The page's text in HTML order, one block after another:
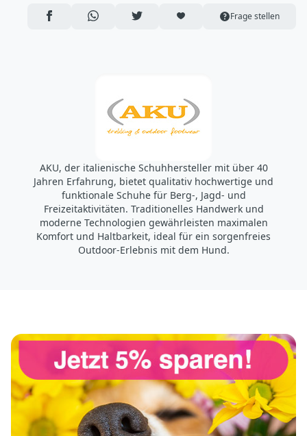
Italien
https://www.aku.com/de
AUF FACEBOOK TEILEN
ÜBER WHATSAPP TEILEN
AUF TWITTER TEILENARTIKEL AUF DIE MERKLISTE
Frage stellen
AKU, der italienische Schuhhersteller mit über 40
Jahren Erfahrung, bietet qualitativ hochwertige und
funktionale Schuhe für Berg-, Jagd- und
Freizeitaktivitäten. Traditionelles Handwerk und
moderne Technologien gewährleisten maximalen
Komfort und Haltbarkeit, ideal für ein sorgenfreies
Outdoor-Erlebnis mit dem Hund.